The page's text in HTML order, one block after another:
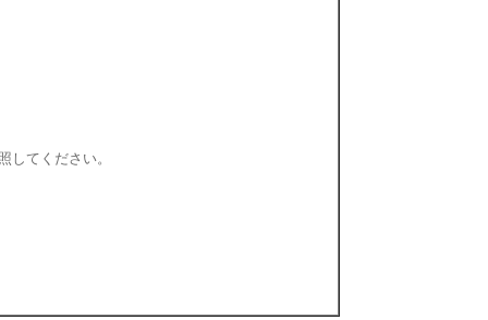
してください。